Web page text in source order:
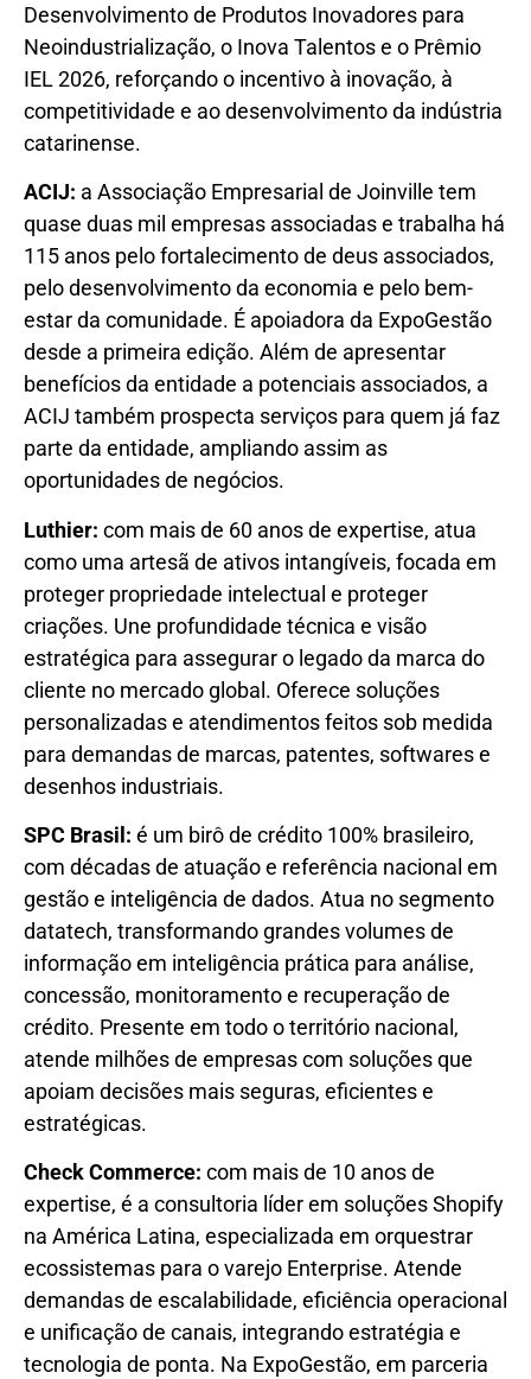
Desenvolvimento de Produtos Inovadores para
Neoindustrialização, o Inova Talentos e o Prêmio
IEL 2026, reforçando o incentivo à inovação, à
competitividade e ao desenvolvimento da indústria
catarinense.
ACIJ: a Associação Empresarial de Joinville tem
quase duas mil empresas associadas e trabalha há
115 anos pelo fortalecimento de deus associados,
pelo desenvolvimento da economia e pelo bem-
estar da comunidade. É apoiadora da ExpoGestão
desde a primeira edição. Além de apresentar
benefícios da entidade a potenciais associados, a
ACIJ também prospecta serviços para quem já faz
parte da entidade, ampliando assim as
oportunidades de negócios.
Luthier: com mais de 60 anos de expertise, atua
como uma artesã de ativos intangíveis, focada em
proteger propriedade intelectual e proteger
criações. Une profundidade técnica e visão
estratégica para assegurar o legado da marca do
cliente no mercado global. Oferece soluções
personalizadas e atendimentos feitos sob medida
para demandas de marcas, patentes, softwares e
desenhos industriais.
SPC Brasil: é um birô de crédito 100% brasileiro,
com décadas de atuação e referência nacional em
gestão e inteligência de dados. Atua no segmento
datatech, transformando grandes volumes de
informação em inteligência prática para análise,
concessão, monitoramento e recuperação de
crédito. Presente em todo o território nacional,
atende milhões de empresas com soluções que
apoiam decisões mais seguras, eficientes e
estratégicas.
Check Commerce: com mais de 10 anos de
expertise, é a consultoria líder em soluções Shopify
na América Latina, especializada em orquestrar
ecossistemas para o varejo Enterprise. Atende
demandas de escalabilidade, eficiência operacional
e unificação de canais, integrando estratégia e
tecnologia de ponta. Na ExpoGestão, em parceria